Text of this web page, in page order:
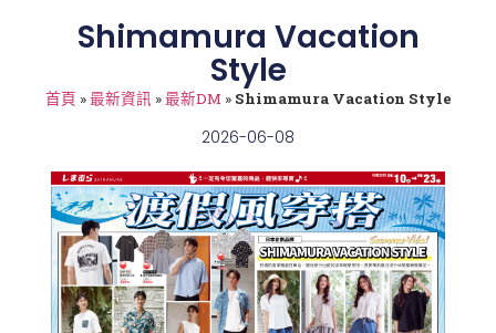
卡通明星
最新DM
關於思夢樂
流行穿搭
自有品牌
聯名品牌
社員募集
Shimamura Vacation
Style
首頁 »最新資訊 »最新DM » Shimamura Vacation Style
2026-06-08